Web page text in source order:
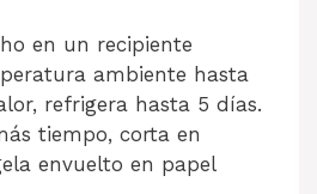
en un recipiente
ambiente hasta
refrigera hasta 5 días.
tiempo, corta en
envuelto en papel